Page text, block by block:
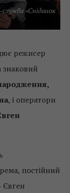
«Сніданок
режисер
знаковий
, і оператори
постійний
Євген